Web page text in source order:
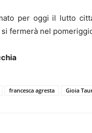
per oggi il lutto
fermerà nel
francesca agresta Gioia